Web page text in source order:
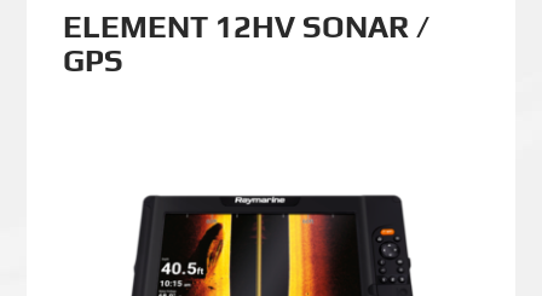
ELEMENT 12HV SONAR /
GPS